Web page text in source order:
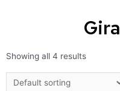
Showing all 4 results